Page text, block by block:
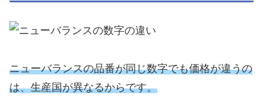
ニューバランスの品番が同じ数字でも価格が違うの
は、生産国が異なるからです。